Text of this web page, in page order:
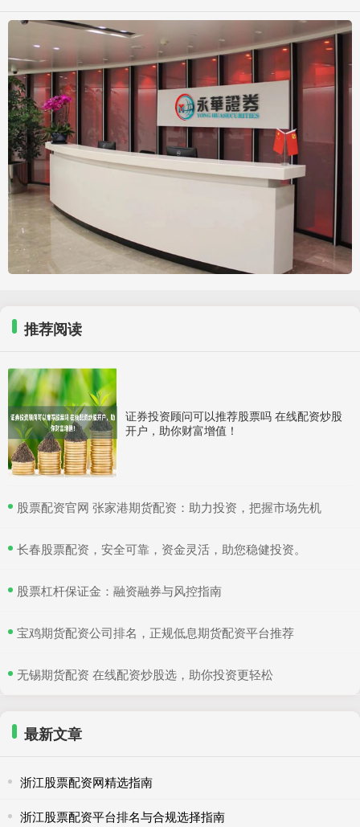
推荐阅读
证券投资顾问可以推荐股票吗 在线配资炒股
开户，助你财富增值！
​股票配资官网 张家港期货配资：助力投资，把握市场先机
​长春股票配资，安全可靠，资金灵活，助您稳健投资。
​股票杠杆保证金：融资融券与风控指南
​宝鸡期货配资公司排名，正规低息期货配资平台推荐
​无锡期货配资 在线配资炒股选，助你投资更轻松
最新文章
浙江股票配资网精选指南
浙江股票配资平台排名与合规选择指南